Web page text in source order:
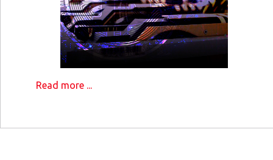
Read more ...